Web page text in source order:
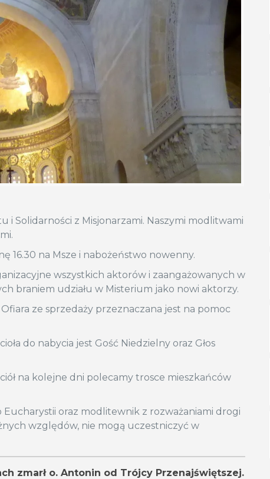
i Solidarności z Misjonarzami. Naszymi modlitwami
16.30 na Msze i nabożeństwo nowenny.
wszystkich aktorów i zaangażowanych w
braniem udziału w Misterium jako nowi aktorzy.
ze sprzedaży przeznaczana jest na pomoc
do nabycia jest Gość Niedzielny oraz Głos
na kolejne dni polecamy trosce mieszkańców
oraz modlitewnik z rozważaniami drogi
względów, nie mogą uczestniczyć w
zmarł o. Antonin od Trójcy Przenajświętszej.